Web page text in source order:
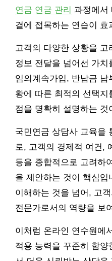
연금 연금 관리 과정에서
결에 접목하는 연습이 효
고객의 다양한 상황을
정보 전달을 넘어선 가
임의계속가입, 반납금
황에 따른 최적의 선택
점을 명확히 설명하는 것
국민연금 상담사 교육을
로, 고객의 경제적 여건,
등을 종합적으로 고려하
을 제안하는 것이 핵심
이해하는 것을 넘어, 고
전문가로서의 역량을 보
이처럼 온라인 연수원에
적용 능력을 꾸준히 함